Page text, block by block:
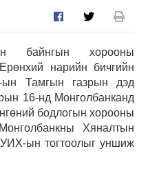
байнгын хорооны
нарийн бичгийн
Тамгын газрын дэд
16-нд Монголбанканд
бодлогын хорооны
Хяналтын
ын тогтоолыг уншиж